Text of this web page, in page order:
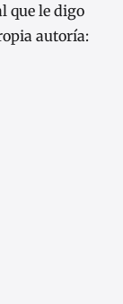
que le digo
autoría: